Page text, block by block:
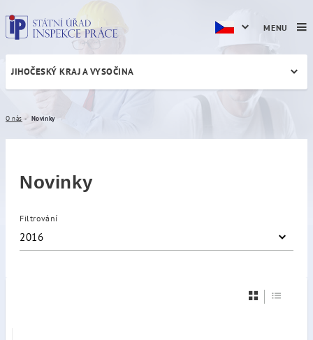
Novinky
JIHOČESKÝ KRAJ A VYSOČINA
O nás Novinky
Novinky
Filtrování
2016
MENU